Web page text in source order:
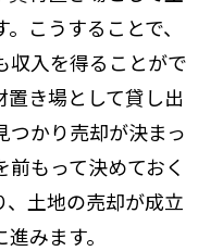
こうすることで、
収入を得ることがで
置き場として貸し出
つかり売却が決まっ
もって決めておく
、土地の売却が成立
みます。